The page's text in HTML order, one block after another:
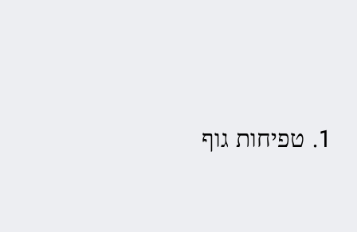
1. טפיחות גוף